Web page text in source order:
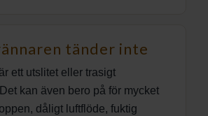
tänder inte
ett utslitet eller trasigt
kan även bero på för mycket
dåligt luftflöde, fuktig